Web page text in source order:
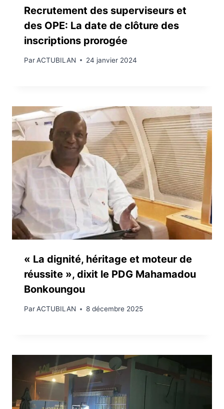
Recrutement des superviseurs et
des OPE: La date de clôture des
inscriptions prorogée
ParACTUBILAN 24 janvier 2024
« La dignité, héritage et moteur de
réussite », dixit le PDG Mahamadou
Bonkoungou
ParACTUBILAN 8 décembre 2025